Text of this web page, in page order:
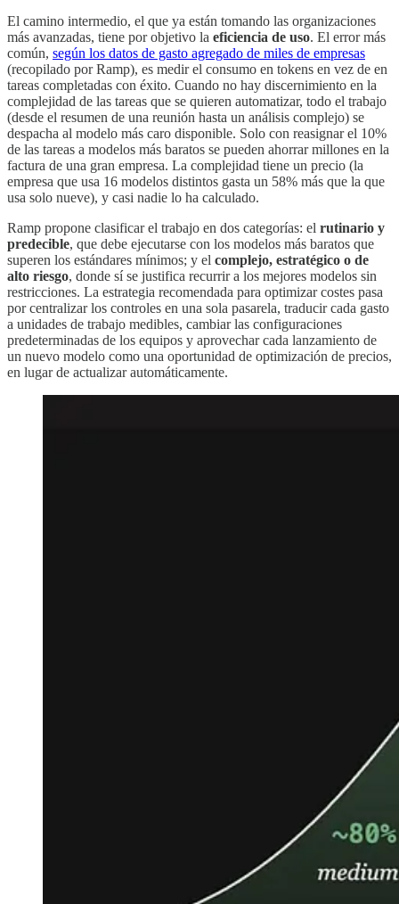
El camino intermedio, el que ya están tomando las organizaciones
más avanzadas, tiene por objetivo la eficiencia de uso. El error más
común, según los datos de gasto agregado de miles de empresas
(recopilado por Ramp), es medir el consumo en tokens en vez de en
tareas completadas con éxito. Cuando no hay discernimiento en la
complejidad de las tareas que se quieren automatizar, todo el trabajo
(desde el resumen de una reunión hasta un análisis complejo) se
despacha al modelo más caro disponible. Solo con reasignar el 10%
de las tareas a modelos más baratos se pueden ahorrar millones en la
factura de una gran empresa. La complejidad tiene un precio (la
empresa que usa 16 modelos distintos gasta un 58% más que la que
usa solo nueve), y casi nadie lo ha calculado.
Ramp propone clasificar el trabajo en dos categorías: el rutinario y
predecible, que debe ejecutarse con los modelos más baratos que
superen los estándares mínimos; y el complejo, estratégico o de
alto riesgo, donde sí se justifica recurrir a los mejores modelos sin
restricciones. La estrategia recomendada para optimizar costes pasa
por centralizar los controles en una sola pasarela, traducir cada gasto
a unidades de trabajo medibles, cambiar las configuraciones
predeterminadas de los equipos y aprovechar cada lanzamiento de
un nuevo modelo como una oportunidad de optimización de precios,
en lugar de actualizar automáticamente.